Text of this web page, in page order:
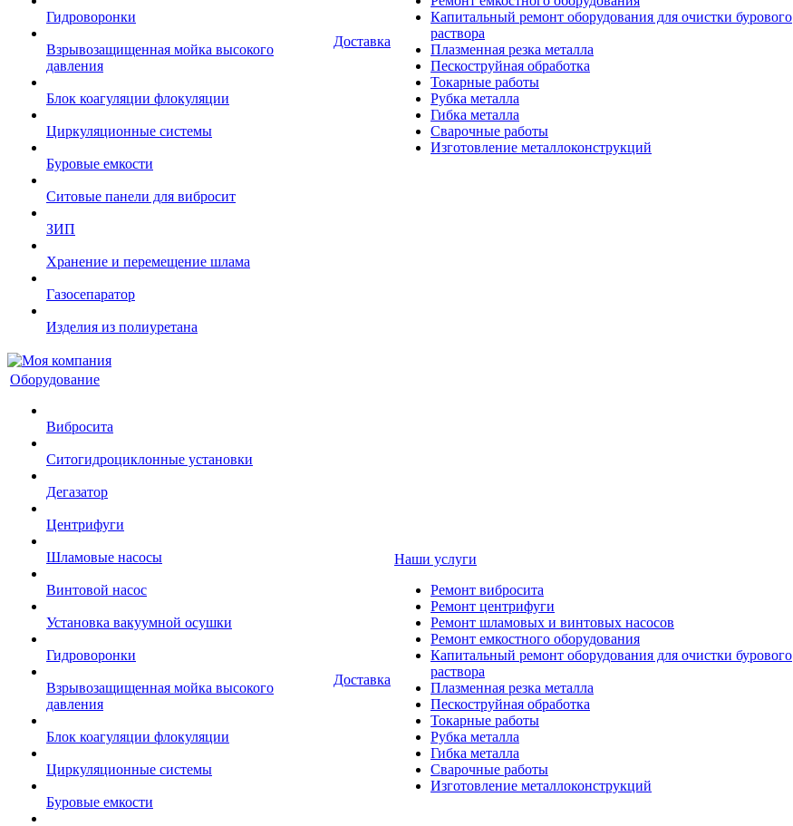
Гидроворонки
Взрывозащищенная мойка высокого
давления
Блок коагуляции флокуляции
Циркуляционные системы
Буровые емкости
Ситовые панели для вибросит
ЗИП
Хранение и перемещение шлама
Газосепаратор
Изделия из полиуретана
Доставка
Капитальный ремонт оборудования для очистки бурового
раствора
Плазменная резка металла
Пескоструйная обработка
Токарные работы
Рубка металла
Гибка металла
Сварочные работы
Изготовление металлоконструкций
Оборудование
Вибросита
Ситогидроциклонные установки
Дегазатор
Центрифуги
Шламовые насосы
Винтовой насос
Установка вакуумной осушки
Гидроворонки
Взрывозащищенная мойка высокого
давления
Блок коагуляции флокуляции
Циркуляционные системы
Буровые емкости
Доставка
Наши услуги
Ремонт вибросита
Ремонт центрифуги
Ремонт шламовых и винтовых насосов
Ремонт емкостного оборудования
Капитальный ремонт оборудования для очистки бурового
раствора
Плазменная резка металла
Пескоструйная обработка
Токарные работы
Рубка металла
Гибка металла
Сварочные работы
Изготовление металлоконструкций